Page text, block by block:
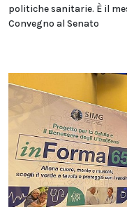
politiche sanitarie. È il
Convegno al Senato